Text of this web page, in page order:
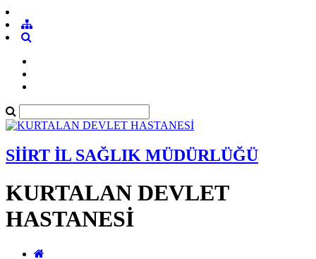
SİİRT İL SAĞLIK MÜDÜRLÜĞÜ
KURTALAN DEVLET
HASTANESİ